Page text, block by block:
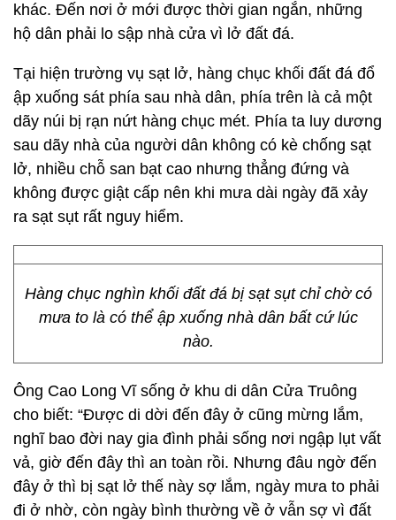
khác. Đến nơi ở mới được thời gian ngắn, những
hộ dân phải lo sập nhà cửa vì lở đất đá.
Tại hiện trường vụ sạt lở, hàng chục khối đất đá đổ
ập xuống sát phía sau nhà dân, phía trên là cả một
dãy núi bị rạn nứt hàng chục mét. Phía ta luy dương
sau dãy nhà của người dân không có kè chống sạt
lở, nhiều chỗ san bạt cao nhưng thẳng đứng và
không được giật cấp nên khi mưa dài ngày đã xảy
ra sạt sụt rất nguy hiểm.
Hàng chục nghìn khối đất đá bị sạt sụt chỉ chờ có
mưa to là có thể ập xuống nhà dân bất cứ lúc
nào.
Ông Cao Long Vĩ sống ở khu di dân Cửa Truông
cho biết: “Được di dời đến đây ở cũng mừng lắm,
nghĩ bao đời nay gia đình phải sống nơi ngập lụt vất
vả, giờ đến đây thì an toàn rồi. Nhưng đâu ngờ đến
đây ở thì bị sạt lở thế này sợ lắm, ngày mưa to phải
đi ở nhờ, còn ngày bình thường về ở vẫn sợ vì đất